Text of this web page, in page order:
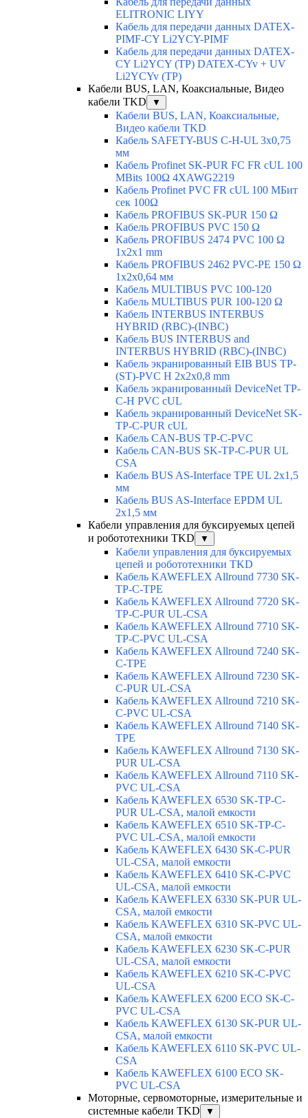
ELITRONIC LIYY
Кабель для передачи данных DATEX-
PIMF-CY Li2YCY-PIMF
Кабель для передачи данных DATEX-
CY Li2YCY (TP) DATEX-CYv + UV
Li2YCYv (TP)
Кабели BUS, LAN, Коаксиальные, Видео
кабели TKD
▼
Кабели BUS, LAN, Коаксиальные,
Видео кабели TKD
Кабель SAFETY-BUS C-H-UL 3x0,75
мм
Кабель Profinet SK-PUR FC FR cUL 100
MBits 100Ω 4XAWG2219
Кабель Profinet PVC FR cUL 100 MБит
сек 100Ω
Кабель PROFIBUS SK-PUR 150 Ω
Кабель PROFIBUS PVC 150 Ω
Кабель PROFIBUS 2474 PVC 100 Ω
1x2x1 mm
Кабель PROFIBUS 2462 PVC-PE 150 Ω
1x2x0,64 мм
Кабель MULTIBUS PVC 100-120
Кабель MULTIBUS PUR 100-120 Ω
Кабель INTERBUS INTERBUS
HYBRID (RBC)-(INBC)
Кабель BUS INTERBUS and
INTERBUS HYBRID (RBC)-(INBC)
Кабель экранированный EIB BUS TP-
(ST)-PVC H 2x2x0,8 mm
Кабель экранированный DeviceNet TP-
C-H PVC cUL
Кабель экранированный DeviceNet SK-
TP-C-PUR cUL
Кабель CAN-BUS TP-C-PVC
Кабель CAN-BUS SK-TP-C-PUR UL
CSA
Кабель BUS AS-Interface TPE UL 2x1,5
мм
Кабель BUS AS-Interface EPDM UL
2x1,5 мм
Кабели управления для буксируемых цепей
и робототехники TKD
▼
Кабели управления для буксируемых
цепей и робототехники TKD
Кабель KAWEFLEX Allround 7730 SK-
TP-C-TPE
Кабель KAWEFLEX Allround 7720 SK-
TP-C-PUR UL-CSA
Кабель KAWEFLEX Allround 7710 SK-
TP-C-PVC UL-CSA
Кабель KAWEFLEX Allround 7240 SK-
C-TPE
Кабель KAWEFLEX Allround 7230 SK-
C-PUR UL-CSA
Кабель KAWEFLEX Allround 7210 SK-
C-PVC UL-CSA
Кабель KAWEFLEX Allround 7140 SK-
TPE
Кабель KAWEFLEX Allround 7130 SK-
PUR UL-CSA
Кабель KAWEFLEX Allround 7110 SK-
PVC UL-CSA
Кабель KAWEFLEX 6530 SK-TP-C-
PUR UL-CSA, малой емкости
Кабель KAWEFLEX 6510 SK-TP-C-
PVC UL-CSA, малой емкости
Кабель KAWEFLEX 6430 SK-C-PUR
UL-CSA, малой емкости
Кабель KAWEFLEX 6410 SK-C-PVC
UL-CSA, малой емкости
Кабель KAWEFLEX 6330 SK-PUR UL-
CSA, малой емкости
Кабель KAWEFLEX 6310 SK-PVC UL-
CSA, малой емкости
Кабель KAWEFLEX 6230 SK-C-PUR
UL-CSA, малой емкости
Кабель KAWEFLEX 6210 SK-C-PVC
UL-CSA
Кабель KAWEFLEX 6200 ECO SK-C-
PVC UL-CSA
Кабель KAWEFLEX 6130 SK-PUR UL-
CSA, малой емкости
Кабель KAWEFLEX 6110 SK-PVC UL-
CSA
Кабель KAWEFLEX 6100 ECO SK-
PVC UL-CSA
Моторные, сервомоторные, измерительные и
системные кабели TKD
▼